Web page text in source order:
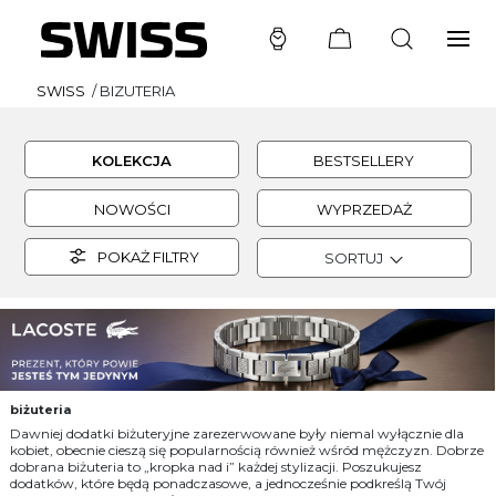
SWISS /BIZUTERIA
KOLEKCJA BESTSELLERY
NOWOŚCI WYPRZEDAŻ
POKAŻ FILTRY SORTUJ
biżuteria
Dawniej dodatki biżuteryjne zarezerwowane były niemal wyłącznie dla
kobiet, obecnie cieszą się popularnością również wśród mężczyzn. Dobrze
dobrana biżuteria to „kropka nad i” każdej stylizacji. Poszukujesz
dodatków, które będą ponadczasowe, a jednocześnie podkreślą Twój